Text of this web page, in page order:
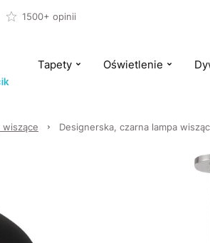
1500+ opinii
Tapety Oświetlenie
wiszące Designerska, czarna lampa